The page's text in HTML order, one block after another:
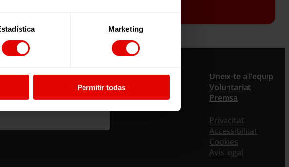
Marketing
Permitir todas
Si vols rebre la nostra newsletter mensual i els
correus puntuals on t’oferim informació, no deixis de
completar aquest formulari. A l’instant, et donarem
d’alta a la nostra base de dades i podràs estar al
Bluesky
Uneix-te a l’equip
Voluntariat
Premsa
Privacitat
Accessibilitat
Cookies
Avís legal